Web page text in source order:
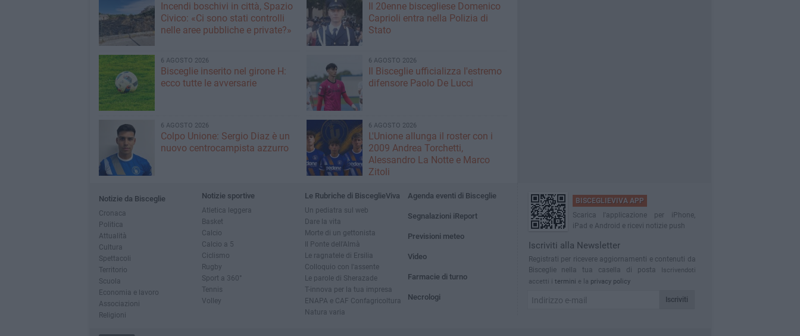
Incendi boschivi in città, Spazio
Civico: «Ci sono stati controlli
nelle aree pubbliche e private?»
Il 20enne biscegliese Domenico
Caprioli entra nella Polizia di
Stato
6 AGOSTO 2026
Bisceglie inserito nel girone H:
ecco tutte le avversarie
6 AGOSTO 2026
Il Bisceglie ufficializza l'estremo
difensore Paolo De Lucci
6 AGOSTO 2026
Colpo Unione: Sergio Diaz è un
nuovo centrocampista azzurro
6 AGOSTO 2026
L'Unione allunga il roster con i
2009 Andrea Torchetti,
Alessandro La Notte e Marco
Zitoli
Notizie da Bisceglie
Cronaca
Politica
Attualità
Cultura
Spettacoli
Territorio
Scuola
Economia e lavoro
Associazioni
Religioni
Notizie sportive
Atletica leggera
Basket
Calcio
Calcio a 5
Ciclismo
Rugby
Sport a 360°
Tennis
Volley
Le Rubriche di BisceglieViva
Un pediatra sul web
Dare la vita
Morte di un gettonista
Il Ponte dell'Almà
Le ragnatele di Ersilia
Colloquio con l'assente
Le parole di Sherazade
T-innova per la tua impresa
ENAPA e CAF Confagricoltura
Natura varia
Agenda eventi di Bisceglie
Segnalazioni iReport
Previsioni meteo
Video
Farmacie di turno
Necrologi
BISCEGLIEVIVA APP
Scarica l'applicazione per iPhone,
iPad e Android e ricevi notizie push
Iscriviti alla Newsletter
Registrati per ricevere aggiornamenti e contenuti da
Bisceglie nella tua casella di posta
Iscrivendoti
accetti i termini e la privacy policy
Iscriviti